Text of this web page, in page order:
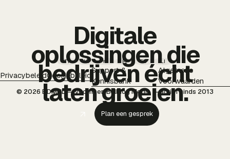
TT IG YT PI FB LI
PrivacybeleidCookiebeleid
Support &
Kennisbank
Algemene
Voorwaarden
© 2026 BDMNL — voorheen Bulldog Media — actief sinds 2013
Digitale
oplossingen die
bedrijven écht
laten groeien.
Plan een gesprek